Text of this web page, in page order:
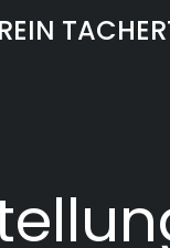
Inhalt